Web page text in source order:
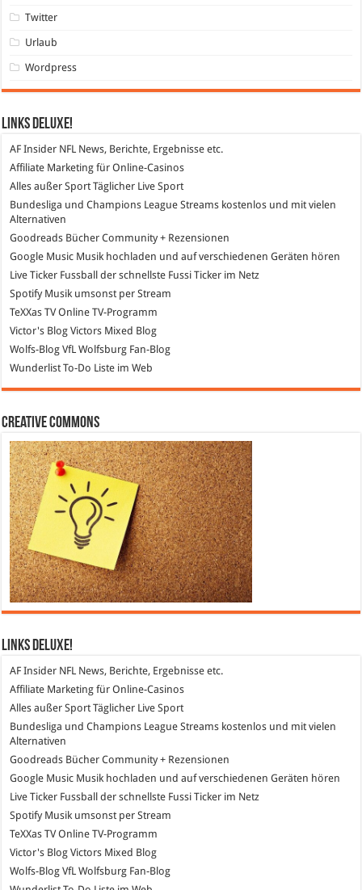
Twitter
Urlaub
Wordpress
Links DeLuXe!
AF Insider NFL News, Berichte, Ergebnisse etc.
Affiliate Marketing für Online-Casinos
Alles außer Sport Täglicher Live Sport
Bundesliga und Champions League Streams kostenlos und mit vielen
Alternativen
Goodreads Bücher Community + Rezensionen
Google Music Musik hochladen und auf verschiedenen Geräten hören
Live Ticker Fussball
der schnellste Fussi Ticker im Netz
SpotifyMusik umsonst per Stream
TeXXas TVOnline TV-Programm
Victor's Blog Victors Mixed Blog
Wolfs-Blog VfL Wolfsburg Fan-Blog
Wunderlist To-Do Liste im Web
Creative Commons
Links DeLuXe!
AF Insider NFL News, Berichte, Ergebnisse etc.
Affiliate Marketing für Online-Casinos
Alles außer Sport Täglicher Live Sport
Bundesliga und Champions League Streams kostenlos und mit vielen
Alternativen
Goodreads Bücher Community + Rezensionen
Google Music Musik hochladen und auf verschiedenen Geräten hören
Live Ticker Fussball der schnellste Fussi Ticker im Netz
SpotifyMusik umsonst per Stream
TeXXas TVOnline TV-Programm
Victor's Blog Victors Mixed Blog
Wolfs-Blog VfL Wolfsburg Fan-Blog